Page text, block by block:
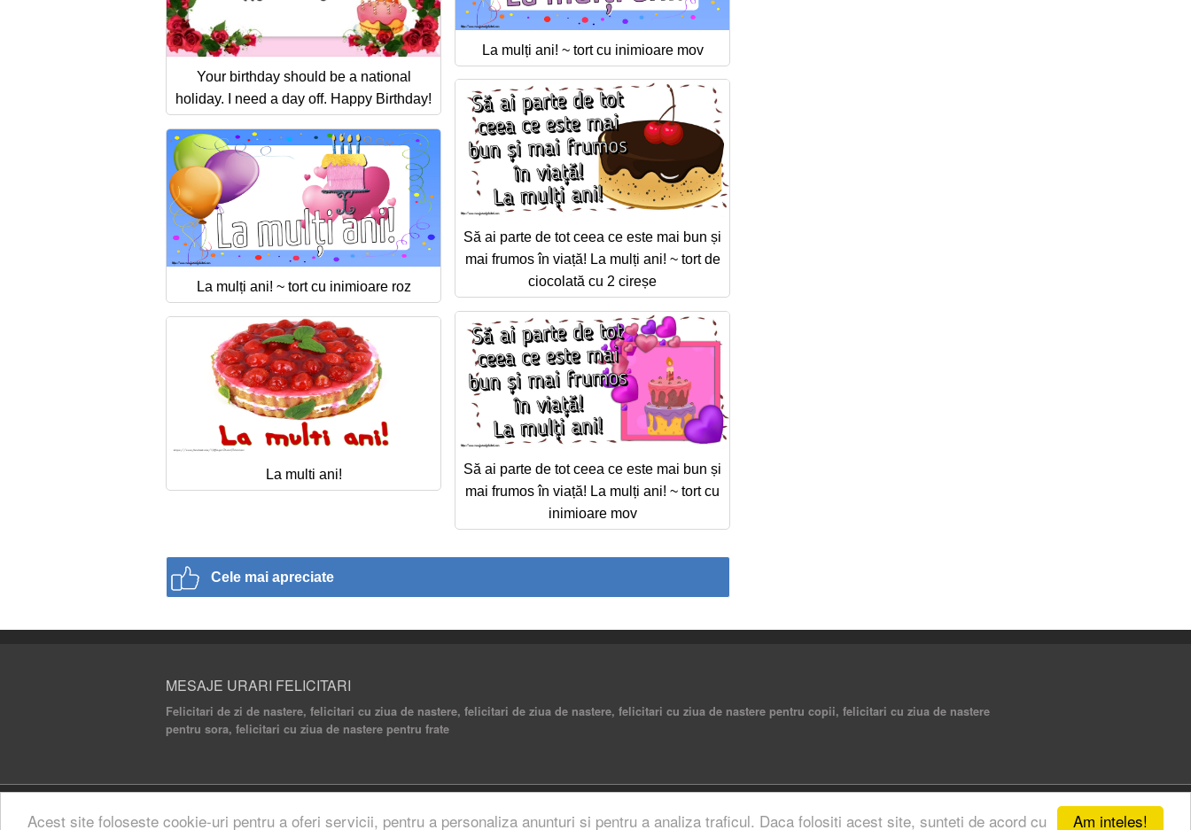
Am inteles!
Acest site foloseste cookie-uri pentru a oferi servicii, pentru a personaliza anunturi si pentru a analiza traficul. Daca folositi acest site, sunteti de acord cu
Your birthday should be a national
holiday. I need a day off. Happy Birthday!
La mulți ani! ~ tort cu inimioare mov
Să ai parte de tot ceea ce este mai bun și
mai frumos în viață! La mulți ani! ~ tort de
ciocolată cu 2 cireșe
La mulți ani! ~ tort cu inimioare roz
Să ai parte de tot ceea ce este mai bun și
mai frumos în viață! La mulți ani! ~ tort cu
inimioare mov
La multi ani!
Cele mai apreciate
MESAJE URARI FELICITARI
Felicitari de zi de nastere, felicitari cu ziua de nastere, felicitari de ziua de nastere, felicitari cu ziua de nastere pentru copii, felicitari cu ziua de nastere
pentru sora, felicitari cu ziua de nastere pentru frate